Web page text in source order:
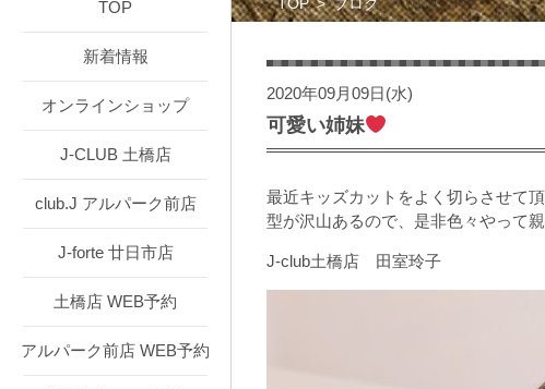
TOP
新着情報
オンラインショップ
J-CLUB 土橋店
club.J アルパーク前店
J-forte 廿日市店
土橋店 WEB予約
アルパーク前店 WEB予約
2020年09月09日(水)
可愛い姉妹
最近キッズカットをよく切らさせて
型が沢山あるので、是非色々やって
J-club土橋店 田室玲子